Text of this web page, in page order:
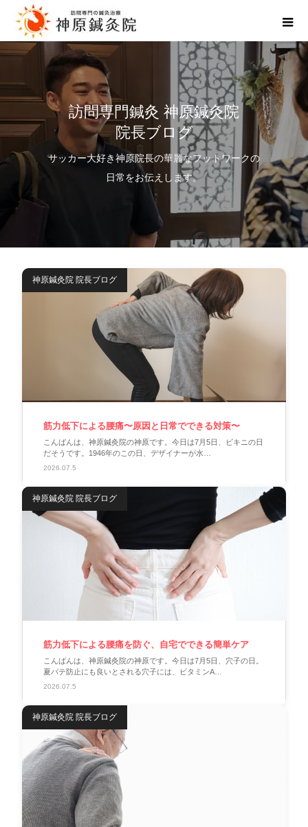
訪問専門鍼灸 神原鍼灸院
院長ブログ
サッカー大好き神原院長の華麗なフットワークの
日常をお伝えします。
神原鍼灸院 院長ブログ
筋力低下による腰痛〜原因と日常でできる対策〜
こんばんは、神原鍼灸院の神原です。今日は7月5日、ビキニの日
だそうです。1946年のこの日、デザイナーが水…
2026.07.5
神原鍼灸院 院長ブログ
筋力低下による腰痛を防ぐ、自宅でできる簡単ケア
こんばんは、神原鍼灸院の神原です。今日は7月5日、穴子の日。
夏バテ防止にも良いとされる穴子には、ビタミンA…
2026.07.5
神原鍼灸院 院長ブログ